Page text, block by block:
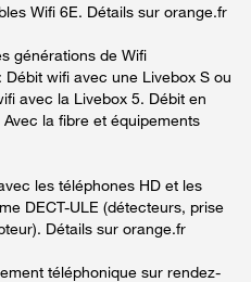
Wifi 6E. Détails sur orange.fr
générations de Wifi
wifi avec une Livebox S ou
avec la Livebox 5. Débit en
la fibre et équipements
les téléphones HD et les
DECT-ULE (détecteurs, prise
Détails sur orange.fr
téléphonique sur rendez-